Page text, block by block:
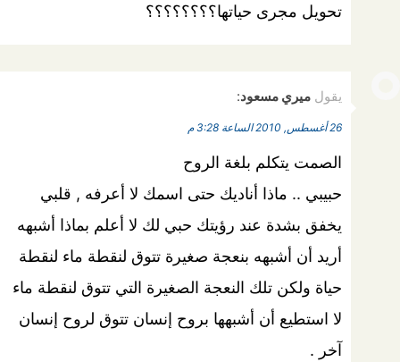
تحويل مجرى حياتها؟؟؟؟؟؟؟؟
يقول ميري مسعود:
26 أغسطس, 2010 الساعة 3:28 م
الصمت يتكلم بلغة الروح
حبيبي .. ماذا أناديك حتى اسمك لا أعرفه , قلبي
يخفق بشدة عند رؤيتك حبي لك لا أعلم بماذا أشبهه
أريد أن أشبهه بنعجة صغيرة تتوق لنقطة ماء لنقطة
حياة ولكن تلك النعجة الصغيرة التي تتوق لنقطة ماء
لا استطيع أن أشبهها بروح إنسان تتوق لروح إنسان
آخر .